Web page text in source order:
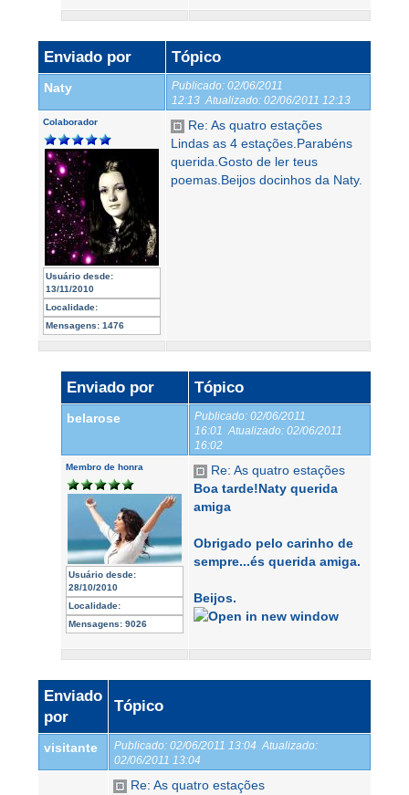
Enviado por Tópico
Naty Publicado: 02/06/2011
12:13 Atualizado: 02/06/2011 12:13
Colaborador
Usuário desde:
13/11/2010
Localidade:
Mensagens: 1476
Re: As quatro estações
Lindas as 4 estações.Parabéns
querida.Gosto de ler teus
poemas.Beijos docinhos da Naty.
Enviado por Tópico
belarose Publicado: 02/06/2011
16:01 Atualizado: 02/06/2011
16:02
Membro de honra
Usuário desde:
28/10/2010
Localidade:
Mensagens: 9026
Re: As quatro estações
Boa tarde!Naty querida
amiga
Obrigado pelo carinho de
sempre...és querida amiga.
Beijos.
Enviado
por
Tópico
visitante Publicado: 02/06/2011 13:04 Atualizado:
02/06/2011 13:04
Re: As quatro estações